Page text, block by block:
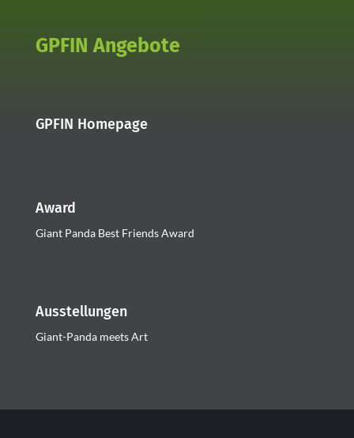
GPFIN Angebote
GPFIN Homepage
Award
Giant Panda Best Friends Award
Ausstellungen
Giant-Panda meets Art